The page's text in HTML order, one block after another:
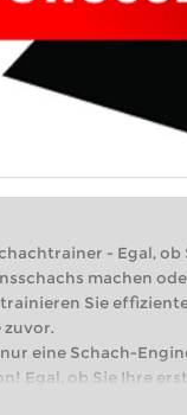
- Egal,
machen
trainieren Sie
eine Schach-
Egal, ob Sie Ihre
oder bereits auf